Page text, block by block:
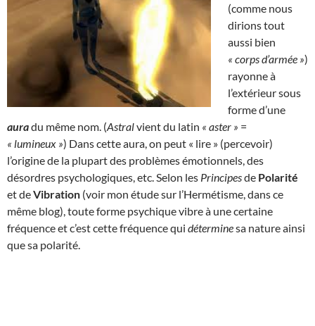
(comme nous
dirions tout
aussi bien
« corps d’armée »)
rayonne à
l’extérieur sous
forme d’une
auradu même nom. (Astralvient du latin « aster » =
« lumineux ») Dans cette aura, on peut « lire » (percevoir)
l’origine de la plupart des problèmes émotionnels, des
désordres psychologiques, etc. Selon les Principesde Polarité
et deVibration (voir mon étude sur l’Hermétisme, dans ce
même blog), toute forme psychique vibre à une certaine
fréquence et c’est cette fréquence qui déterminesa nature ainsi
que sa polarité.